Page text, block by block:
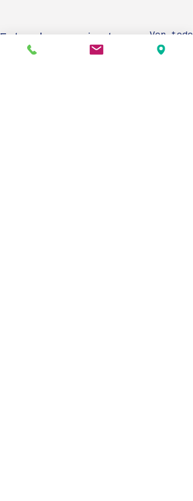
Entradas recientes Ver todo